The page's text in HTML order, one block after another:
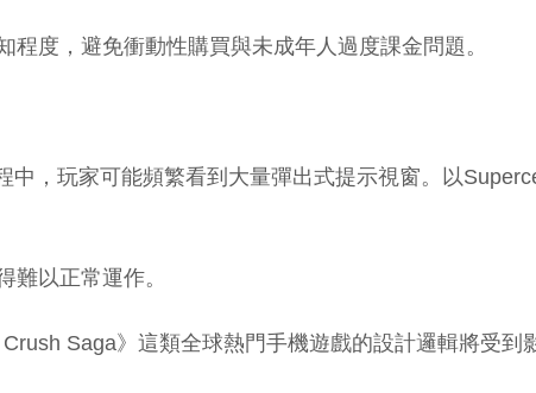
度，避免衝動性購買與未成年人過度課金問題。
，玩家可能頻繁看到大量彈出式提示視窗。以
以正常運作。
Saga》這類全球熱門手機遊戲的設計邏輯將受